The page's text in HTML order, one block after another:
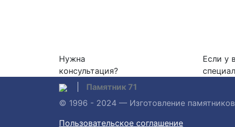
Нужна
консультация?
Если у
Памятник 71
© 1996 - 2024 — Изготовление памятников
Пользовательское соглашение